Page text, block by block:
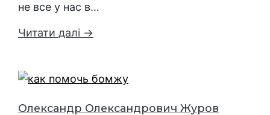
не все у нас в…
Читати далі →
Олександр Олександрович Журов